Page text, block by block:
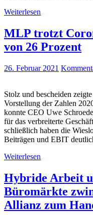
Weiterlesen
MLP trotzt
von 26 Prozent
26. Februar 2021
Stolz und bescheiden
Vorstellung der Zahlen
konnte CEO Uwe
für das verbreiterte
schließlich haben die
Beiträgen und EBIT
Weiterlesen
Hybride Arbeit
Büromärkte
Allianz zum